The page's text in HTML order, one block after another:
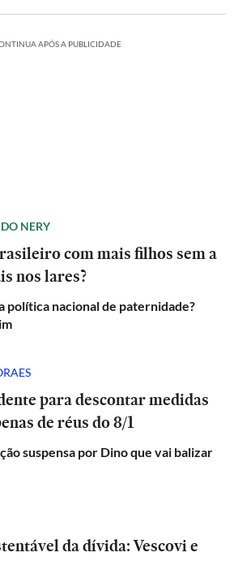
APÓS A PUBLICIDADE
NERY
com mais filhos sem a
nos lares?
política nacional de paternidade?
para descontar medidas
de réus do 8/1
suspensa por Dino que vai balizar
da dívida: Vescovi e